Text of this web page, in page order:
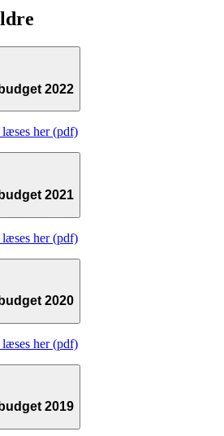
2022
læses her (pdf)
2021
læses her (pdf)
2020
læses her (pdf)
2019